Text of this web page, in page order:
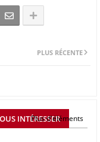
PLUS RÉCENTE
INTÉRESSER
Plus d'éléments